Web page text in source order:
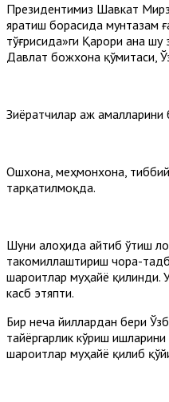
Президентимиз Шавкат
яратиш борасида мунтазам
тўғрисида»ги Қарори ана
Давлат божхона қўмитаси,
Зиёратчилар Ҳаж
Ошхона, меҳмонхона,
тарқатилмоқда.
Шуни алоҳида айтиб ўтиш
такомиллаштириш чора-
шароитлар муҳайё қилинди.
касб этяпти.
Бир неча йиллардан бери
тайёргарлик кўриш
шароитлар муҳайё қилиб